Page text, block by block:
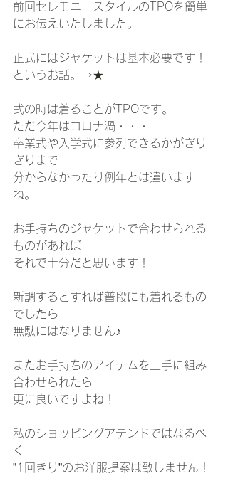
前回セレモニースタイルのTPOを簡単
にお伝えいたしました。
正式にはジャケットは基本必要です！
というお話。→★
式の時は着ることがTPOです。
ただ今年はコロナ渦・・・
卒業式や入学式に参列できるかがぎり
ぎりまで
分からなかったり例年とは違います
ね。
お手持ちのジャケットで合わせられる
ものがあれば
それで十分だと思います！
新調するとすれば普段にも着れるもの
でしたら
無駄にはなりません♪
またお手持ちのアイテムを上手に組み
合わせられたら
更に良いですよね！
私のショッピングアテンドではなるべ
く
”1回きり”のお洋服提案は致しません！